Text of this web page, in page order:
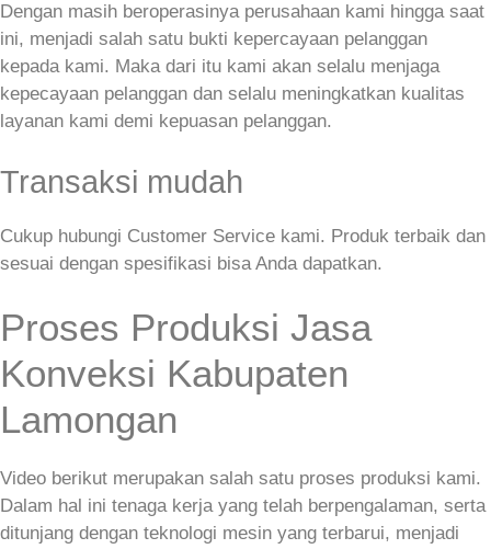
Dengan masih beroperasinya perusahaan kami hingga saat
ini, menjadi salah satu bukti kepercayaan pelanggan
kepada kami. Maka dari itu kami akan selalu menjaga
kepecayaan pelanggan dan selalu meningkatkan kualitas
layanan kami demi kepuasan pelanggan.
Transaksi mudah
Cukup hubungi Customer Service kami. Produk terbaik dan
sesuai dengan spesifikasi bisa Anda dapatkan.
Proses Produksi Jasa
Konveksi Kabupaten
Lamongan
Video berikut merupakan salah satu proses produksi kami.
Dalam hal ini tenaga kerja yang telah berpengalaman, serta
ditunjang dengan teknologi mesin yang terbarui, menjadi